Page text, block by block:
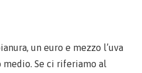
un euro e mezzo l’uva
Se ci riferiamo al